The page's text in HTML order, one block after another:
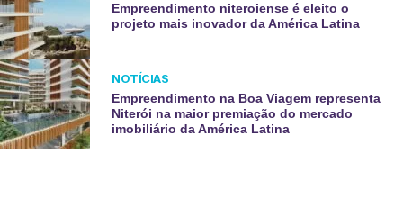
Empreendimento niteroiense é eleito o
projeto mais inovador da América Latina
NOTÍCIAS
Empreendimento na Boa Viagem representa
Niterói na maior premiação do mercado
imobiliário da América Latina